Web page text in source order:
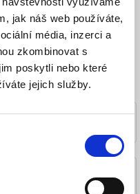
jak náš web používáte,
média, inzerci a
zkombinovat s
poskytli nebo které
jejich služby.
jak výkonně osvětlit
životností a nízkými
Vám vrátí náklady na
osvětlení je skvělá
kanceláře.
LED žárovky